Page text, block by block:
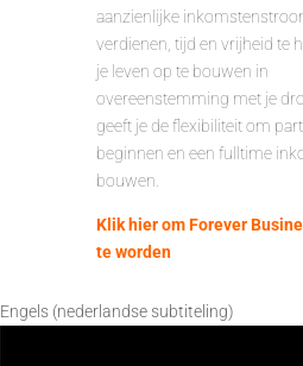
aanzienlijke
verdienen, tijd en vrijheid te
je leven op te bouwen in
overeenstemming met je
geeft je de flexibiliteit om
beginnen en een fulltime
bouwen.
Klik hier om Forever
te worden
Engels (nederlandse subtiteling)